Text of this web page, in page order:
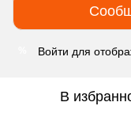
Войти для
В